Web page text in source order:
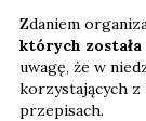
Zdaniem
których
uwagę, że w
korzystających
przepisach.